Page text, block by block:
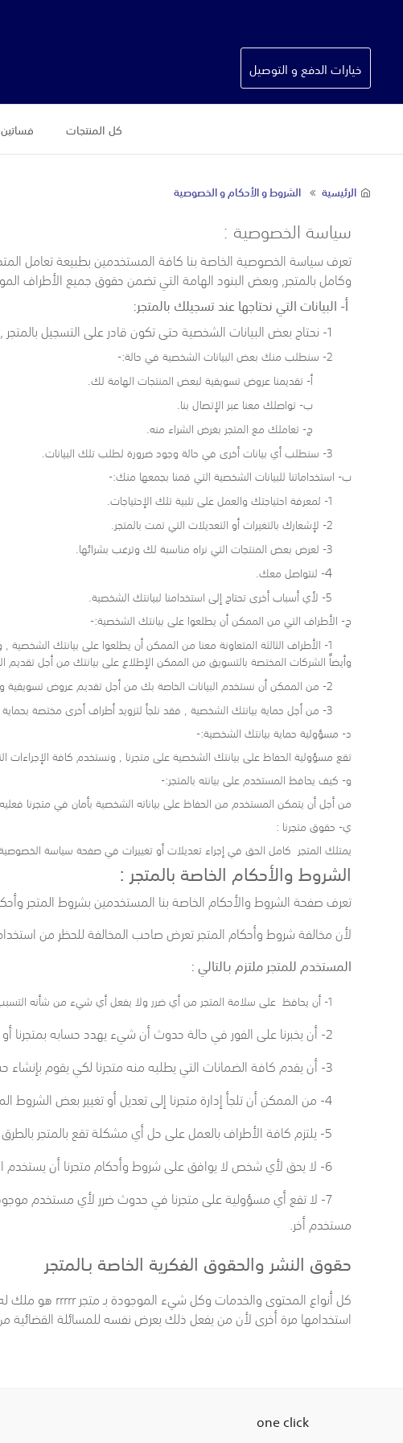
خيارات الدفع و التوصيل
كل المنتجات
الرئيسية الشروط و الأحكام و الخصوصية
سياسة الخصوصية :
تعرف سياسة الخصوصية الخاصة بنا كافة المستخدمين بطبيعة تعامل
وكامل بالمتجر, وبعض البنود الهامة التي تضمن حقوق جميع الأطراف
أ- البيانات التي نحتاجها عند تسجيلك بالمتجر:
2- سنطلب منك بعض البيانات الشخصية في حالة:-
أ- تقديمنا عروض تسويقية لبعض المنتجات الهامة لك.
ب- تواصلك معنا عبر الإتصال بنا.
ج- تعاملك مع المتجر بغرض الشراء منه.
3- سنطلب أي بيانات أخرى في حالة وجود ضرورة لطلب تلك البيانات.
ب- استخداماتنا للبيانات الشخصية التي قمنا بجمعها منك:-
1- لمعرفة احتياجتك والعمل على تلبية تلك الإحتياجات.
2- لإشعارك بالتغيرات أو التعديلات التي تمت بالمتجر.
3- لعرض بعض المنتجات التي نراه مناسبة لك وترغب بشرائها.
- لنتواصل معك.
5- لأي أسباب أخرى تحتاج إلى استخدامنا لبيانتك الشخصية.
ج- الأطراف التي من الممكن أن يطلعوا على بيانتك الشخصية:-
1- الأطراف الثالثة المتعاونة معنا من الممكن أن يطلعوا على بيانتك
وأيضاً الشركات المختصة بالتسويق من الممكن الإطلاع على بيانتك من أجل تقديم
2- من الممكن أن نستخدم البيانات الخاصة بك من أجل تقديم عروض تسويقية ومنتجات وسلع من الممكن أن ترغب بشرائها.
3- من أجل حماية بيانتك الشخصية , فقد نلجأ لتزويد أطراف أخرى مختصة بحماية بيانتك أو من أجل تزويد السلطات القضائية التي ترغب بالإطلاع على بيانتك الشخصية لأجل أسباب خاصة بهم.
د- مسؤولية حماية بيانتك الشخصية:-
تقع مسؤولية الحفاظ على بيانتك الشخصية على متجرنا , ونستخدم كافة الإجراءات
و- كيف يحافظ المستخدم على بيانته بالمتجر:-
من أجل أن يتمكن المستخدم من الحفاظ على بياناته الشخصية بأمان في متجرنا
ي- حقوق متجرنا :
يمتلك المتجر كامل الحق في إجراء تعديلات أو تغييرات في صفحة سياسة
الشروط والأحكام الخاصة بالمتجر :
تعرف صفحة الشروط والأحكام الخاصة بنا المستخدمين بشروط المتجر
لأن مخالفة شروط وأحكام المتجر تعرض صاحب المخالفة للحظر من
المستخدم للمتجر ملتزم بـالتالي :
1- أن يحافظ على سلامة المتجر من أي ضرر ولا يفعل أي شيء من شأنه التسبب بأي ضرر لمتجرنا.
2- أن يخبرنا على الفور في حالة حدوث أن شيء يهدد حسابه بمتجرنا أو حدوث كشف لكلمة السر الخاصة به من طرف شخص أخر.
3- أن يقدم كافة الضمانات التي يطلبه منه متجرنا لكي يقوم بإنشاء حساب تاجر.
4- من الممكن أن تلجأ إدارة متجرنا إلى تعديل أو تغيير بعض الشروط الموجودة بصفحة الشروط والأحكام الخاصة بنا في أي وقت رأينا أنه من الضروري عمل ذلك.
5- يلتزم كافة الأطراف بالعمل على حل أي مشكلة تقع بالمتجر بالطرق الودية , وإذا لم تحل المشكلة بالطرق الودية يتم اللجوء حينها للسلطة القضائية المعمول بها في دوله قطرلحل تلك المشكلة.
6- لا يحق لأي شخص لا يوافق على شروط وأحكام متجرنا أن يستخدم المتجر أو حتى خدماته.
7- لا تقع أي مسؤولية على متجرنا في حدوث ضرر لأي مستخدم
مستخدم أخر.
حقوق النشر والحقوق الفكرية الخاصة بـالمتجر
كل أنواع المحتوى والخدمات وكل شيء الموجودة بـ متجر rrrrr هو ملك
استخدامها مرة أخرى لأن من يفعل ذلك يعرض نفسه للمسائلة القضائية من
one click